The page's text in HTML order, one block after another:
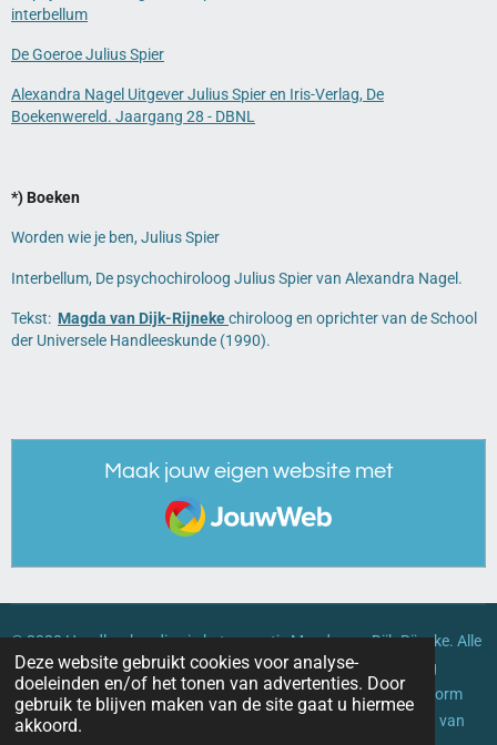
Deze website gebruikt cookies voor analyse-
doeleinden en/of het tonen van advertenties. Door
gebruik te blijven maken van de site gaat u hiermee
akkoord.
interbellum
De Goeroe Julius Spier
Alexandra Nagel Uitgever Julius Spier en Iris-Verlag, De
Boekenwereld. Jaargang 28 - DBNL
*) Boeken
Worden wie je ben, Julius Spier
Interbellum, De psychochiroloog Julius Spier van Alexandra Nagel.
Tekst: Magda van Dijk-Rijnekechiroloog en oprichter van de School
der Universele Handleeskunde (1990).
Maak jouw eigen website met
JouwWeb
© 2020 Handleeskundige in het zonnetjeMagda van Dijk-Rijneke. Alle
rechten voorbehouden. Geen enkel deel van dit document mag
worden verveelvoudigd, gekopieerd of overgedragen in enige vorm
zonder de voorafgaande schriftelijke toestemming van Magda van